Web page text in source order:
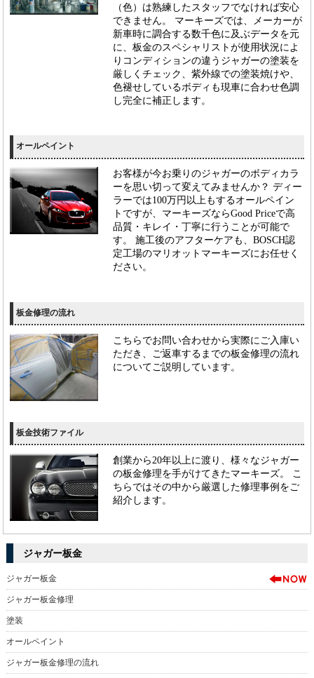
（色）は熟練したスタッフでなければ安心
できません。 マーキーズでは、メーカーが
新車時に調合する数千色に及ぶデータを元
に、板金のスペシャリストが使用状況によ
りコンディションの違うジャガーの塗装を
厳しくチェック、紫外線での塗装焼けや、
色褪せしているボディも現車に合わせ色調
し完全に補正します。
オールペイント
お客様が今お乗りのジャガーのボディカラ
ーを思い切って変えてみませんか？ ディー
ラーでは100万円以上もするオールペイン
トですが、マーキーズならGood Priceで高
品質・キレイ・丁寧に行うことが可能で
す。 施工後のアフターケアも、BOSCH認
定工場のマリオットマーキーズにお任せく
ださい。
板金修理の流れ
こちらでお問い合わせから実際にご入庫い
ただき、ご返車するまでの板金修理の流れ
についてご説明しています。
板金技術ファイル
創業から20年以上に渡り、様々なジャガー
の板金修理を手がけてきたマーキーズ。 こ
ちらではその中から厳選した修理事例をご
紹介します。
ジャガー板金
ジャガー板金
ジャガー板金修理
塗装
オールペイント
ジャガー板金修理の流れ